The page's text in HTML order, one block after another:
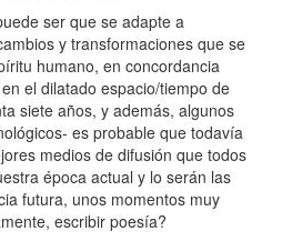
ser que se adapte a
y transformaciones que se
humano, en concordancia
el dilatado espacio/tiempo de
siete años, y además, algunos
es probable que todavía
medios de difusión que todos
época actual y lo serán las
futura, unos momentos muy
escribir poesía?